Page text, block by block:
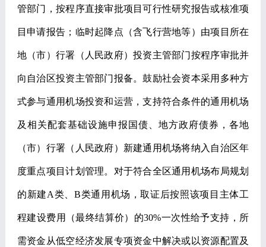
管部门，按程序直接审批项目可行性研究报告或核准项
目申请报告；临时起降点（含飞行营地等）由项目所在
地（市）行署（人民政府）投资主管部门按程序审批并
向自治区投资主管部门报备。鼓励社会资本采用多种方
式参与通用机场投资和运营，支持符合条件的通用机场
及相关配套基础设施申报国债、地方政府债券，各地
（市）行署（人民政府）新建通用机场将纳入自治区年
度重点项目计划管理。对于符合全区通用机场布局规划
的新建A类、 B类通用机场，取证后按照该项目主体工
程建设费用（最终结算价）的30%一次性给予支持，所
需资金从低空经济发展专项资金中解决或以资源配置及